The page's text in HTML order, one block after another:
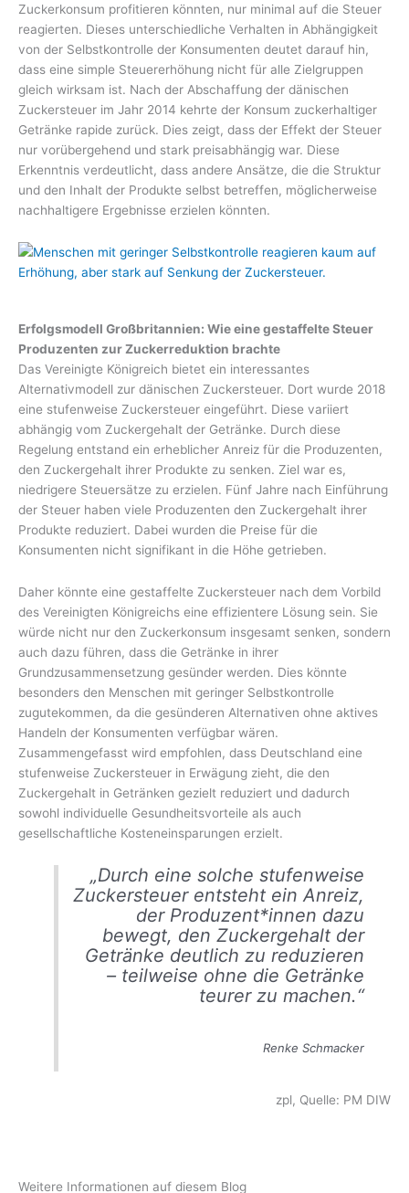
Zuckerkonsum profitieren könnten, nur minimal auf die Steuer
reagierten. Dieses unterschiedliche Verhalten in Abhängigkeit
von der Selbstkontrolle der Konsumenten deutet darauf hin,
dass eine simple Steuererhöhung nicht für alle Zielgruppen
gleich wirksam ist. Nach der Abschaffung der dänischen
Zuckersteuer im Jahr 2014 kehrte der Konsum zuckerhaltiger
Getränke rapide zurück. Dies zeigt, dass der Effekt der Steuer
nur vorübergehend und stark preisabhängig war. Diese
Erkenntnis verdeutlicht, dass andere Ansätze, die die Struktur
und den Inhalt der Produkte selbst betreffen, möglicherweise
nachhaltigere Ergebnisse erzielen könnten.
Erfolgsmodell Großbritannien: Wie eine gestaffelte Steuer
Produzenten zur Zuckerreduktion brachte
Das Vereinigte Königreich bietet ein interessantes
Alternativmodell zur dänischen Zuckersteuer. Dort wurde 2018
eine stufenweise Zuckersteuer eingeführt. Diese variiert
abhängig vom Zuckergehalt der Getränke. Durch diese
Regelung entstand ein erheblicher Anreiz für die Produzenten,
den Zuckergehalt ihrer Produkte zu senken. Ziel war es,
niedrigere Steuersätze zu erzielen. Fünf Jahre nach Einführung
der Steuer haben viele Produzenten den Zuckergehalt ihrer
Produkte reduziert. Dabei wurden die Preise für die
Konsumenten nicht signifikant in die Höhe getrieben.
Daher könnte eine gestaffelte Zuckersteuer nach dem Vorbild
des Vereinigten Königreichs eine effizientere Lösung sein. Sie
würde nicht nur den Zuckerkonsum insgesamt senken, sondern
auch dazu führen, dass die Getränke in ihrer
Grundzusammensetzung gesünder werden. Dies könnte
besonders den Menschen mit geringer Selbstkontrolle
zugutekommen, da die gesünderen Alternativen ohne aktives
Handeln der Konsumenten verfügbar wären.
Zusammengefasst wird empfohlen, dass Deutschland eine
stufenweise Zuckersteuer in Erwägung zieht, die den
Zuckergehalt in Getränken gezielt reduziert und dadurch
sowohl individuelle Gesundheitsvorteile als auch
gesellschaftliche Kosteneinsparungen erzielt.
„Durch eine solche stufenweise
Zuckersteuer entsteht ein Anreiz,
der Produzent*innen dazu
bewegt, den Zuckergehalt der
Getränke deutlich zu reduzieren
– teilweise ohne die Getränke
teurer zu machen.“
Renke Schmacker
zpl, Quelle: PM DIW
Weitere Informationen auf diesem Blog